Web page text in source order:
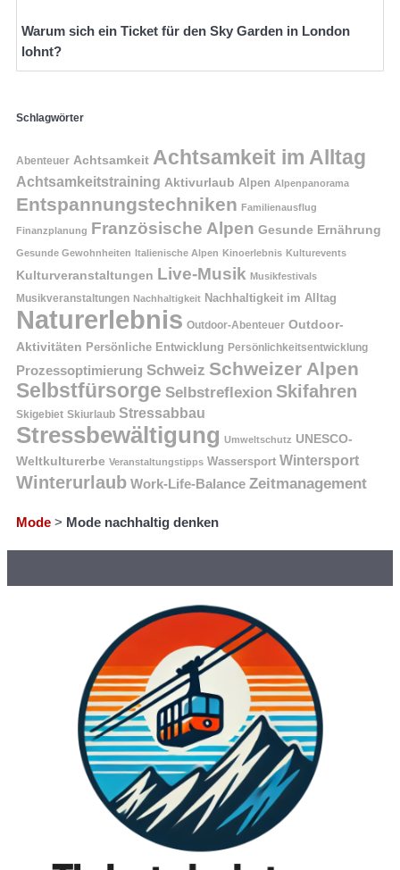
Warum sich ein Ticket für den Sky Garden in London
lohnt?
Schlagwörter
Abenteuer Achtsamkeit Achtsamkeit im Alltag
Achtsamkeitstraining Aktivurlaub Alpen Alpenpanorama
Entspannungstechniken Familienausflug
Finanzplanung Französische Alpen Gesunde Ernährung
Gesunde Gewohnheiten Italienische Alpen Kinoerlebnis Kulturevents
Kulturveranstaltungen Live-Musik Musikfestivals
Musikveranstaltungen Nachhaltigkeit Nachhaltigkeit im Alltag
Naturerlebnis Outdoor-Abenteuer Outdoor-
Aktivitäten Persönliche Entwicklung Persönlichkeitsentwicklung
Prozessoptimierung Schweiz Schweizer Alpen
Selbstfürsorge Selbstreflexion Skifahren
Skigebiet Skiurlaub Stressabbau
Stressbewältigung Umweltschutz UNESCO-
Weltkulturerbe Veranstaltungstipps Wassersport Wintersport
Winterurlaub Work-Life-Balance Zeitmanagement
Mode > Mode nachhaltig denken